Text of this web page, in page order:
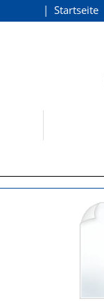
Startseite